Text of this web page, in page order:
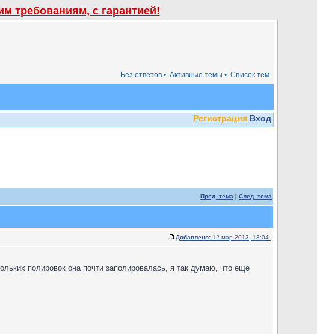
требованиям, с гарантией!
Список тем
Активные темы •
Без ответов •
Регистрация Вход
Пред. тема | След. тема
Добавлено: 12 мар 2013, 13:04
полировок она почти заполировалась, я так думаю, что еще